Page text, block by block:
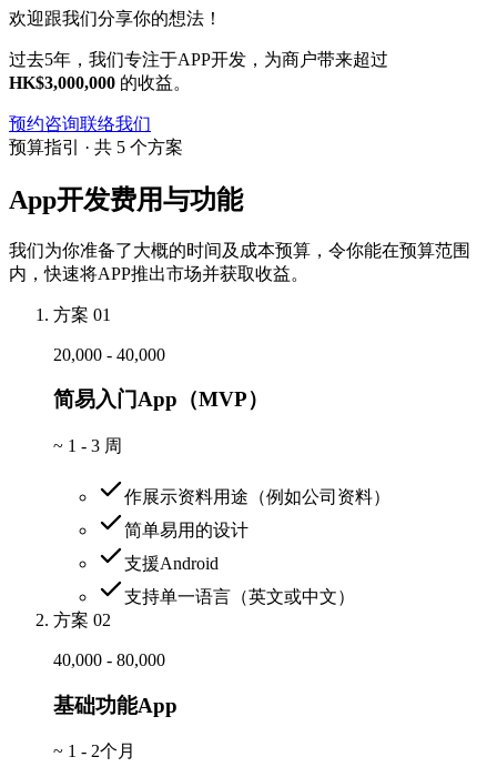
欢迎跟我们分享你的想法！
过去5年，我们专注于APP开发，为商户带来超过
HK$3,000,000 的收益。
预约咨询联络我们
预算指引 · 共 5 个方案
App开发费用与功能
我们为你准备了大概的时间及成本预算，令你能在预算范围
内，快速将APP推出市场并获取收益。
方案 01
20,000 - 40,000
简易入门App（MVP）
~ 1 - 3 周
作展示资料用途（例如公司资料）
简单易用的设计
支援Android
支持单一语言（英文或中文）
方案 02
40,000 - 80,000
基础功能App
~ 1 - 2个月